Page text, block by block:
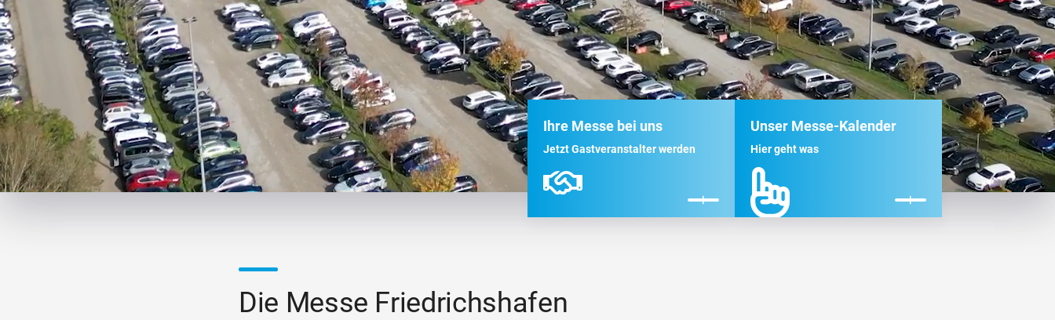
Ihre Messe bei uns
Jetzt Gastveranstalter werden
Unser Messe-Kalender
Hier geht was
Die Messe Friedrichshafen